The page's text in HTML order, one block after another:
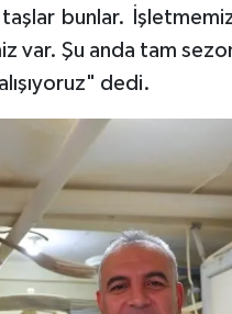
bunlar.
var. Şu anda tam
dedi.